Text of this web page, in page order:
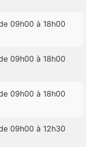
09h00 à 18h00
09h00 à 18h00
09h00 à 18h00
09h00 à 12h30